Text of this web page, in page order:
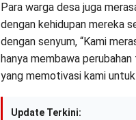
Para warga desa juga
dengan kehidupan mereka
dengan senyum, “Kami
hanya membawa
yang memotivasi kami
Update Terkini: